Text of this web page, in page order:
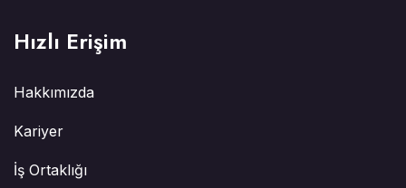
Hızlı Erişim
Hakkımızda
Kariyer
İş Ortaklığı